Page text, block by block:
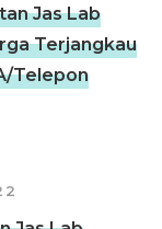
Jas Lab
Terjangkau
Telepon